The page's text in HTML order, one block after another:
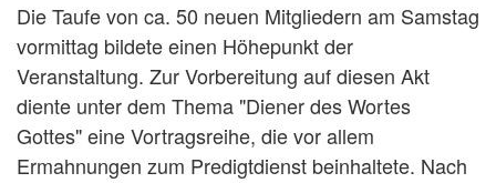
Die Taufe von ca. 50 neuen Mitgliedern am Samstag
vormittag bildete einen Höhepunkt der
Veranstaltung. Zur Vorbereitung auf diesen Akt
diente unter dem Thema "Diener des Wortes
Gottes" eine Vortragsreihe, die vor allem
Ermahnungen zum Predigtdienst beinhaltete. Nach